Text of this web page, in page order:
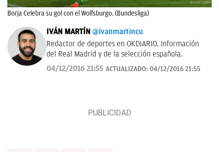
Borja Celebra su gol con el Wolfsburgo. (Bundesliga)
IVÁN MARTÍN @ivanmartincu
Redactor de deportes en OKDIARIO. Información
del Real Madrid y de la selección española.
04/12/2016 21:55 ACTUALIZADO: 04/12/2016 21:55